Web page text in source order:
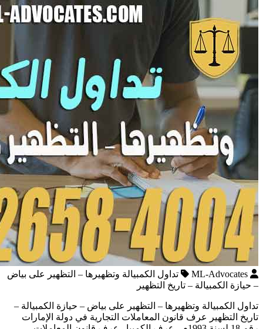
ML-Advocates
تداول الكمبيالة وتظهيرها – التظهير على بياض
– حيازة الكمبيالة – تاريخ التظهير
تداول الكمبيالة وتظهيرها – التظهير على بياض – حيازة الكمبيالة –
تاريخ التظهير عرف قانون المعاملات التجارية في دولة الإمارات